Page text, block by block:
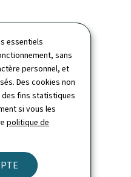
essentiels
sans
personnel, et
Des cookies non
fins statistiques
si vous les
politique de
terminée avec